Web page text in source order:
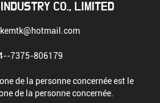
CO., LIMITED
7375-806179
de la personne concernée est le
de la personne concernée.